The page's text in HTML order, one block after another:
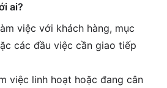
ai?
việc với khách hàng, mục
các đầu việc cần giao tiếp
việc linh hoạt hoặc đang cân